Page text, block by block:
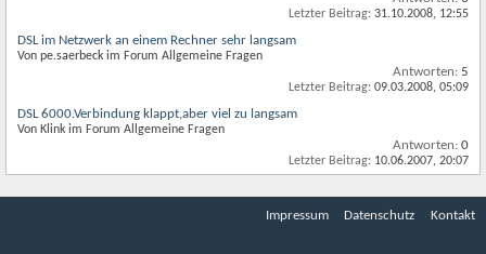
Letzter Beitrag: 31.10.2008, 12:55
DSL im Netzwerk an einem Rechner sehr langsam
Von pe.saerbeck im Forum Allgemeine Fragen
Antworten: 5
Letzter Beitrag: 09.03.2008, 05:09
DSL 6000.Verbindung klappt,aber viel zu langsam
Von Klink im Forum Allgemeine Fragen
Antworten: 0
Letzter Beitrag: 10.06.2007, 20:07
Impressum Datenschutz Kontakt